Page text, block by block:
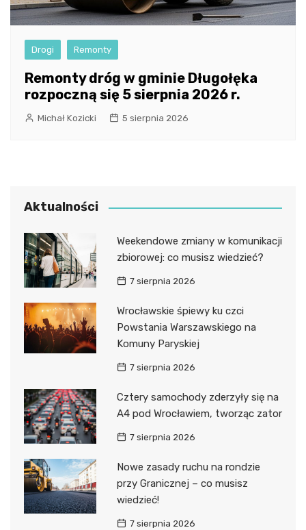
Drogi Remonty
Remonty dróg w gminie Długołęka
rozpoczną się 5 sierpnia 2026 r.
Michał Kozicki 5 sierpnia 2026
Aktualności
Weekendowe zmiany w komunikacji
zbiorowej: co musisz wiedzieć?
7 sierpnia 2026
Wrocławskie śpiewy ku czci
Powstania Warszawskiego na
Komuny Paryskiej
7 sierpnia 2026
Cztery samochody zderzyły się na
A4 pod Wrocławiem, tworząc zator
7 sierpnia 2026
Nowe zasady ruchu na rondzie
przy Granicznej – co musisz
wiedzieć!
7 sierpnia 2026